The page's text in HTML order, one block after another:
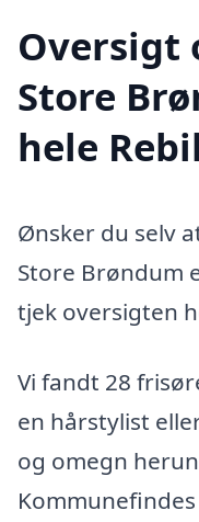
Oversigt
Store
hele
Ønsker du selv
Store Brøndum
tjek oversigten
Vi fandt 28
en hårstylist
og omegn